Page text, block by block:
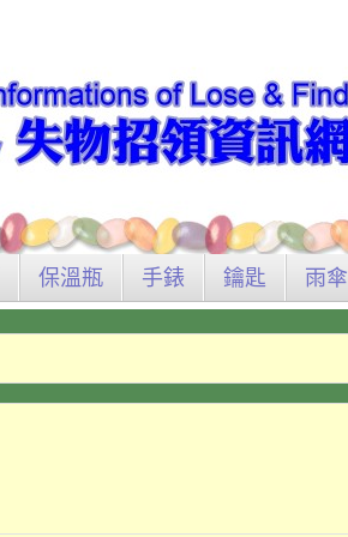
保溫瓶 手錶 鑰匙 雨傘